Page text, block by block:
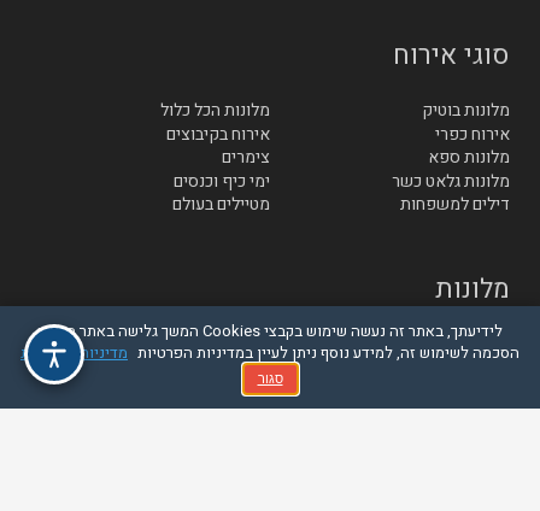
סוגי אירוח
מלונות בוטיק
מלונות הכל כלול
אירוח כפרי
אירוח בקיבוצים
מלונות ספא
צימרים
מלונות גלאט כשר
ימי כיף וכנסים
דילים למשפחות
מטיילים בעולם
מלונות
מלונות באילת
מלונות בגליל והגולן
מלונות סובב כנרת
מלונות בטבריה
מלונות בנתניה
מלונות בתל אביב
מלונות בירושלים
לידיעתך, באתר זה נעשה שימוש בקבצי Cookies המשך גלישה באתר מהווה
הסכמה לשימוש זה, למידע נוסף ניתן לעיין במדיניות הפרטיות מדיניות הפרטיות
סגור